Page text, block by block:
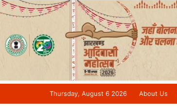
Thursday, August 6 2026 About Us